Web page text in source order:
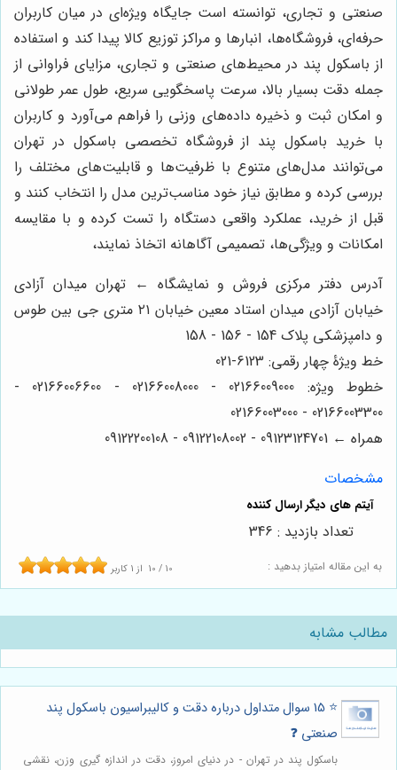
صنعتی و تجاری، توانسته است جایگاه ویژه‌ای در میان کاربران
حرفه‌ای، فروشگاه‌ها، انبارها و مراکز توزیع کالا پیدا کند و استفاده
از باسکول پند در محیط‌های صنعتی و تجاری، مزایای فراوانی از
جمله دقت بسیار بالا، سرعت پاسخگویی سریع، طول عمر طولانی
و امکان ثبت و ذخیره داده‌های وزنی را فراهم می‌آورد و کاربران
با خرید باسکول پند از فروشگاه تخصصی باسکول در تهران
می‌توانند مدل‌های متنوع با ظرفیت‌ها و قابلیت‌های مختلف را
بررسی کرده و مطابق نیاز خود مناسب‌ترین مدل را انتخاب کنند و
قبل از خرید، عملکرد واقعی دستگاه را تست کرده و با مقایسه
امکانات و ویژگی‌ها، تصمیمی آگاهانه اتخاذ نمایند،
آدرس دفتر مرکزی فروش و نمایشگاه ← تهران میدان آزادی
خیابان آزادی میدان استاد معین خیابان ۲۱ متری جی بین طوس
و دامپزشکی پلاک 154 - 156 - 158
خط ویژۀ چهار رقمی: 6123-021
خطوط ویژه: 02166009000 - 02166008000 - 02166006600 -
02166003300 - 02166003000
همراه ← 09123124701 - 09122108002 - 09122200108
مشخصات
به این مقاله امتیاز بدهید : 10 / 10 از1 کاربر
تعداد بازدید : 346
مطالب مشابه
⭐️ 15 سوال متداول درباره دقت و کالیبراسیون باسکول پند
صنعتی ❓
باسکول پند در تهران - در دنیای امروز، دقت در اندازه گیری وزن، نقشی